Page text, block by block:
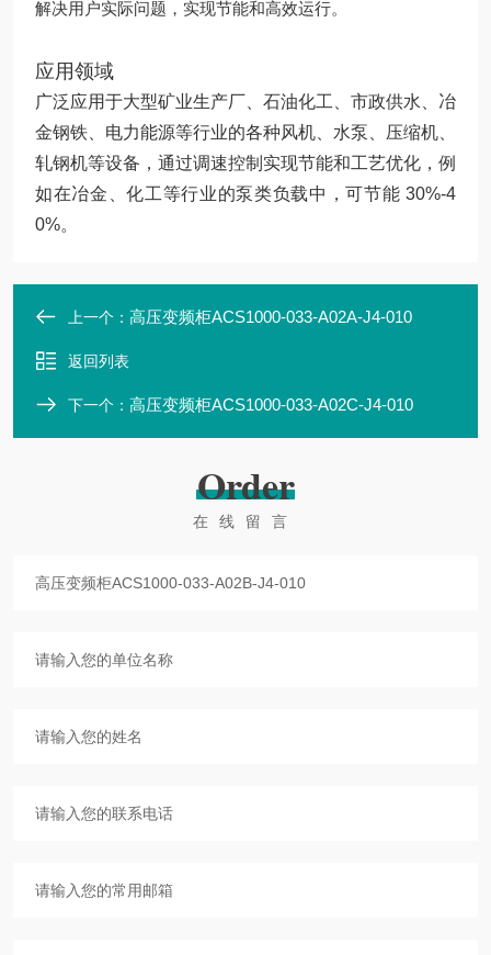
解决用户实际问题，实现节能和高效运行。
应用领域
广泛应用于大型矿业生产厂、石油化工、市政供水、冶
金钢铁、电力能源等行业的各种风机、水泵、压缩机、
轧钢机等设备，通过调速控制实现节能和工艺优化，例
如在冶金、化工等行业的泵类负载中，可节能 30%-4
0%。
上一个： 高压变频柜ACS1000-033-A02A-J4-010
返回列表
下一个： 高压变频柜ACS1000-033-A02C-J4-010
Order
在线留言